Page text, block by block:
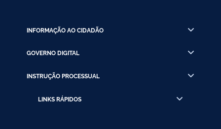
INFORMAÇÃO AO CIDADÃO
GOVERNO DIGITAL
INSTRUÇÃO PROCESSUAL
LINKS RÁPIDOS